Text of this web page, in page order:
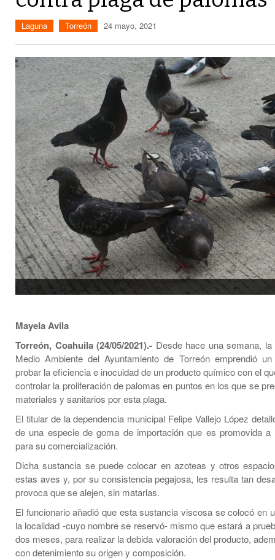
Laguna Torreón 24 mayo, 2021
Mayela Avila
Torreón, Coahuila (24/05/2021).- Desde hace una semana,
Medio Ambiente del Ayuntamiento de Torreón emprendió
probar la eficiencia e inocuidad de un producto químico con el
controlar la proliferación de palomas en puntos en los que se
materiales y sanitarios por esta plaga.
El titular de la dependencia municipal Felipe Vallejo López
de una especie de goma de importación que es promovida a
para su comercialización.
Dicha sustancia se puede colocar en azoteas y otros
estas aves y, por su consistencia pegajosa, les resulta tan
provoca que se alejen, sin matarlas.
El funcionario añadió que esta sustancia viscosa se colocó en
la localidad -cuyo nombre se reservó- mismo que estará a
dos meses, para realizar la debida valoración del producto,
con detenimiento su origen y composición.